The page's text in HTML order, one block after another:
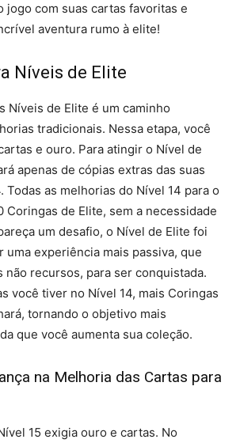
jogo com suas cartas favoritas e
aventura rumo à elite!
Níveis de Elite
Níveis de Elite é um caminho
tradicionais. Nessa etapa, você
e ouro. Para atingir o Nível de
apenas de cópias extras das suas
Todas as melhorias do Nível 14 para o
Coringas de Elite, sem a necessidade
um desafio, o Nível de Elite foi
uma experiência mais passiva, que
não recursos, para ser conquistada.
você tiver no Nível 14, mais Coringas
tornando o objetivo mais
que você aumenta sua coleção.
na Melhoria das Cartas para
15 exigia ouro e cartas. No